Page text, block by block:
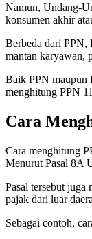
Namun, Undang-
konsumen akhir
Berbeda dari PPN,
mantan karyawan,
Baik PPN maupun
menghitung PPN
Cara
Cara menghitung
Menurut Pasal 8A
Pasal tersebut juga
pajak dari luar
Sebagai contoh,